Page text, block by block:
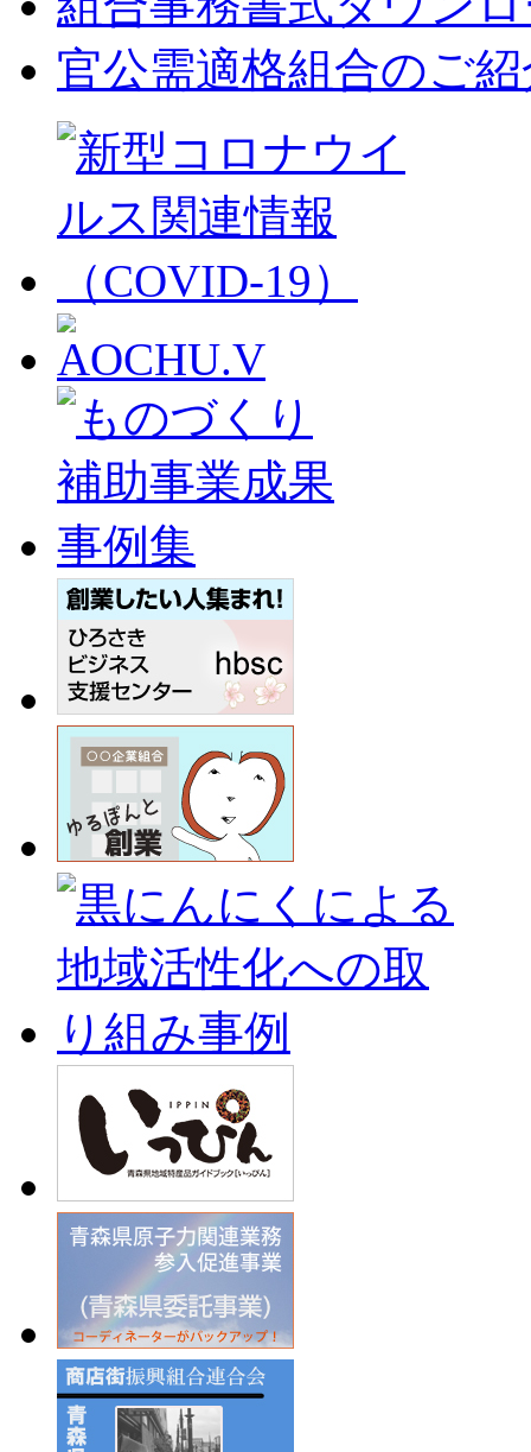
官公需適格組合のご